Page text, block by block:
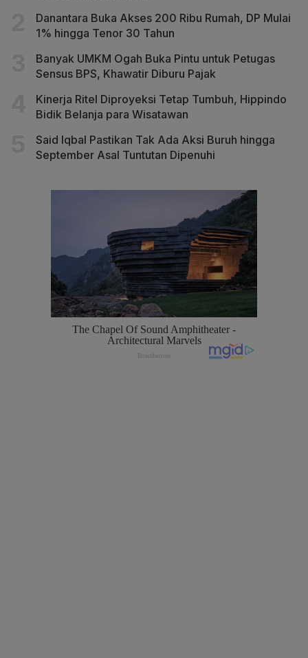
Danantara Buka Akses 200 Ribu Rumah, DP Mulai
1% hingga Tenor 30 Tahun
Banyak UMKM Ogah Buka Pintu untuk Petugas
Sensus BPS, Khawatir Diburu Pajak
Kinerja Ritel Diproyeksi Tetap Tumbuh, Hippindo
Bidik Belanja para Wisatawan
Said Iqbal Pastikan Tak Ada Aksi Buruh hingga
September Asal Tuntutan Dipenuhi